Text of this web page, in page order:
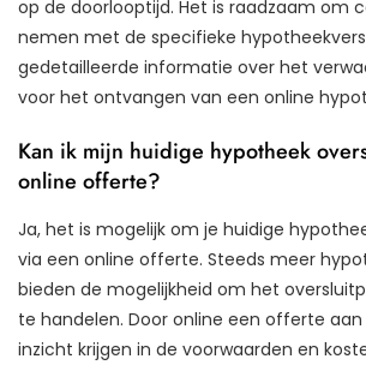
op de doorlooptijd. Het is raadzaam om
nemen met de specifieke
gedetailleerde informatie over het
voor het ontvangen van een online
Kan ik mijn huidige hypotheek
online offerte?
Ja, het is mogelijk om je huidige
via een online offerte. Steeds meer
bieden de mogelijkheid om het
te handelen. Door online een offerte
inzicht krijgen in de voorwaarden en